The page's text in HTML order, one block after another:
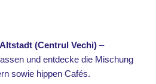
Altstadt (Centrul Vechi) –
und entdecke die Mischung
sowie hippen Cafés.